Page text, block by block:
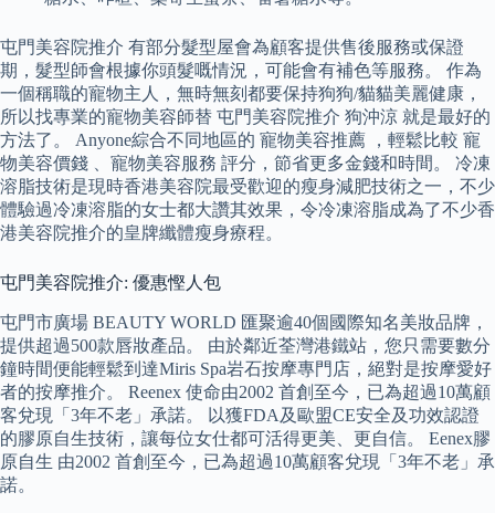
屯門美容院推介 有部分髮型屋會為顧客提供售後服務或保證
期，髮型師會根據你頭髮嘅情況，可能會有補色等服務。 作為
一個稱職的寵物主人，無時無刻都要保持狗狗/貓貓美麗健康，
所以找專業的寵物美容師替 屯門美容院推介 狗沖涼 就是最好的
方法了。 Anyone綜合不同地區的 寵物美容推薦 ，輕鬆比較 寵
物美容價錢 、寵物美容服務 評分，節省更多金錢和時間。 冷凍
溶脂技術是現時香港美容院最受歡迎的瘦身減肥技術之一，不少
體驗過冷凍溶脂的女士都大讚其效果，令冷凍溶脂成為了不少香
港美容院推介的皇牌纖體瘦身療程。
屯門美容院推介: 優惠慳人包
屯門市廣場 BEAUTY WORLD 匯聚逾40個國際知名美妝品牌，
提供超過500款唇妝產品。 由於鄰近荃灣港鐵站，您只需要數分
鐘時間便能輕鬆到達Miris Spa岩石按摩專門店，絕對是按摩愛好
者的按摩推介。 Reenex 使命由2002 首創至今，已為超過10萬顧
客兌現「3年不老」承諾。 以獲FDA及歐盟CE安全及功效認證
的膠原自生技術，讓每位女仕都可活得更美、更自信。 Eenex膠
原自生 由2002 首創至今，已為超過10萬顧客兌現「3年不老」承
諾。